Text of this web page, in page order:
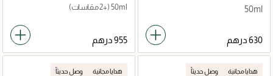
50ml
50ml (+2 مقاسات)
هدايا مجانية وصل حديثاً هدايا مجانية وصل حديثاً